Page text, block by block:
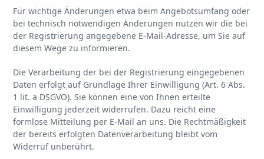
Für wichtige Änderungen etwa beim Angebotsumfang oder
bei technisch notwendigen Änderungen nutzen wir die bei
der Registrierung angegebene E-Mail-Adresse, um Sie auf
diesem Wege zu informieren.
Die Verarbeitung der bei der Registrierung eingegebenen
Daten erfolgt auf Grundlage Ihrer Einwilligung (Art. 6 Abs.
1 lit. a DSGVO). Sie können eine von Ihnen erteilte
Einwilligung jederzeit widerrufen. Dazu reicht eine
formlose Mitteilung per E-Mail an uns. Die Rechtmäßigkeit
der bereits erfolgten Datenverarbeitung bleibt vom
Widerruf unberührt.